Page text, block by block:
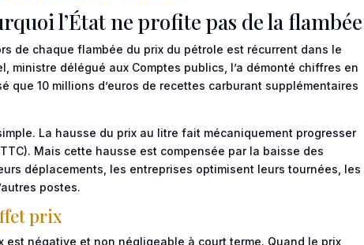
l’État ne profite pas de la flambée
de chaque flambée du prix du pétrole est récurrent dans le
ministre délégué aux Comptes publics, l’a démonté chiffres en
que 10 millions d’euros de recettes carburant supplémentaires
La hausse du prix au litre fait mécaniquement progresser
Mais cette hausse est compensée par la baisse des
déplacements, les entreprises optimisent leurs tournées, les
postes.
prix
est négative et non négligeable à court terme. Quand le prix